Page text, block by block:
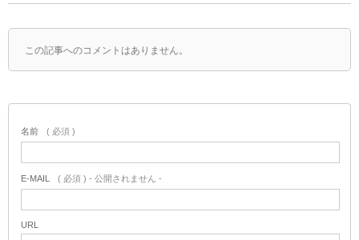
この記事へのコメントはありません。
名前 ( 必須 )
E-MAIL ( 必須 ) - 公開されません -
URL